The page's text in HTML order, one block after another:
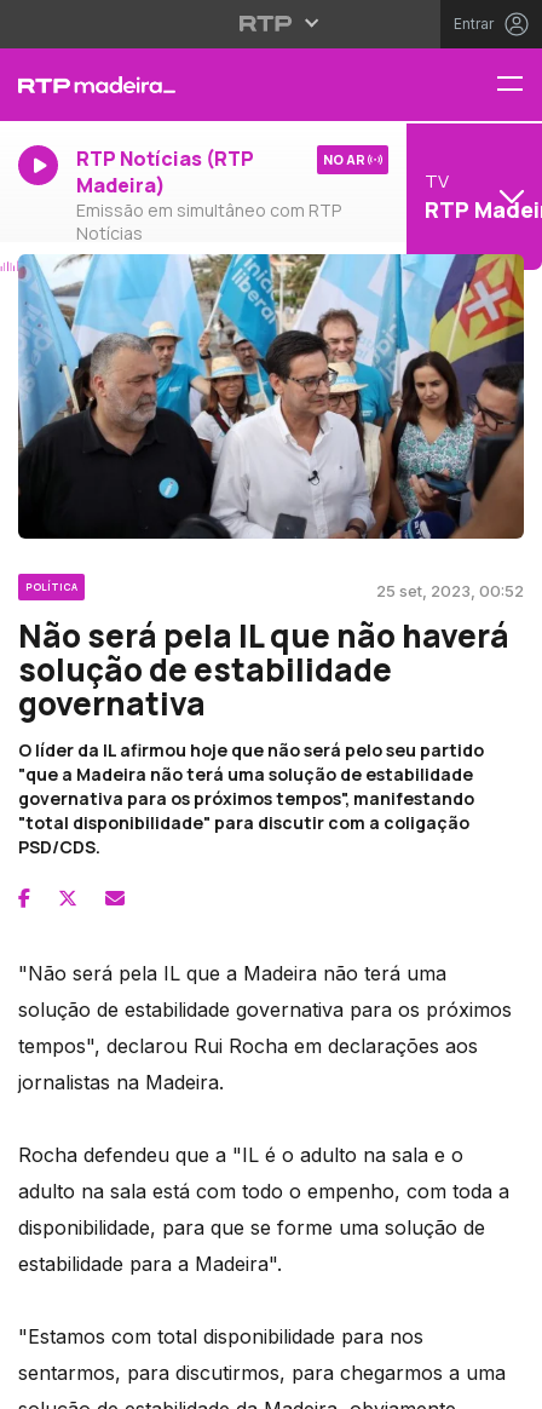
Entrar
RTP Notícias (RTP
Madeira)
Emissão em simultâneo com RTP
Notícias
NO AR
TV
RTP
POLÍTICA 25 set, 2023, 00:52
Não será pela IL que não haverá
solução de estabilidade
governativa
O líder da IL afirmou hoje que não será pelo seu partido
"que a Madeira não terá uma solução de estabilidade
governativa para os próximos tempos", manifestando
"total disponibilidade" para discutir com a coligação
PSD/CDS.
"Não será pela IL que a Madeira não terá uma
solução de estabilidade governativa para os próximos
tempos", declarou Rui Rocha em declarações aos
jornalistas na Madeira.
Rocha defendeu que a "IL é o adulto na sala e o
adulto na sala está com todo o empenho, com toda a
disponibilidade, para que se forme uma solução de
estabilidade para a Madeira".
"Estamos com total disponibilidade para nos
sentarmos, para discutirmos, para chegarmos a uma